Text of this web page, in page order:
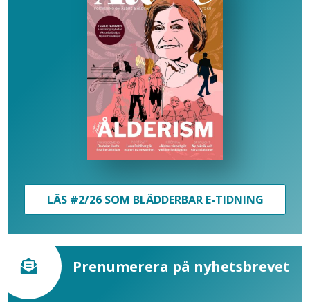
LÄS #2/26 SOM BLÄDDERBAR E-TIDNING
Prenumerera på nyhetsbrevet